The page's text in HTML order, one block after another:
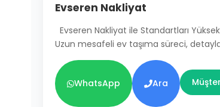
Evseren Nakliyat
Evseren Nakliyat ile Standartları
Uzun mesafeli ev taşıma süreci,
WhatsApp Ara